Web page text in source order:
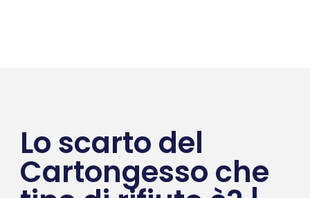
Lo scarto del
Cartongesso che